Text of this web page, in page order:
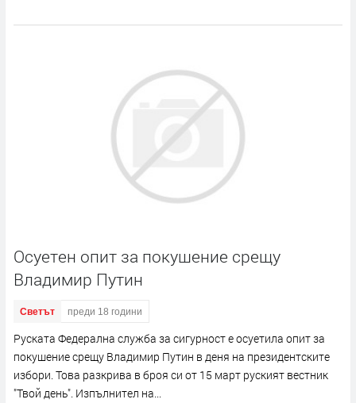
Осуетен опит за покушение срещу
Владимир Путин
Светът преди 18 години
Руската Федерална служба за сигурност е осуетила опит за
покушение срещу Владимир Путин в деня на президентските
избори. Това разкрива в броя си от 15 март руският вестник
"Твой день". Изпълнител на...